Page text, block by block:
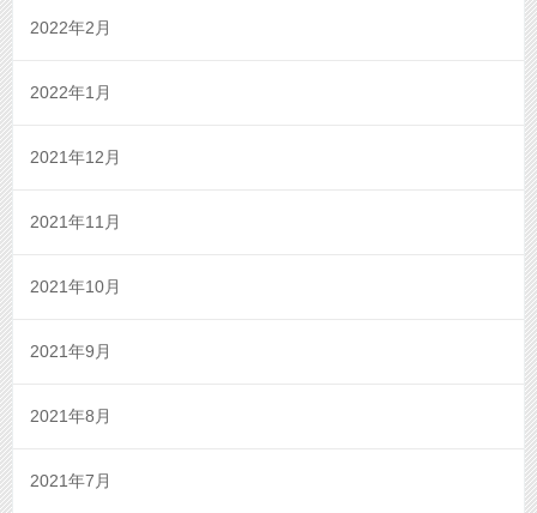
2022年2月
2022年1月
2021年12月
2021年11月
2021年10月
2021年9月
2021年8月
2021年7月